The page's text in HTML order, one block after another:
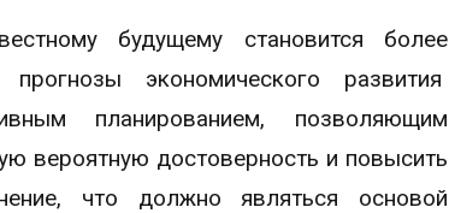
будущему становится более
экономического развития
планированием, позволяющим
вероятную достоверность и повысить
что должно являться основой